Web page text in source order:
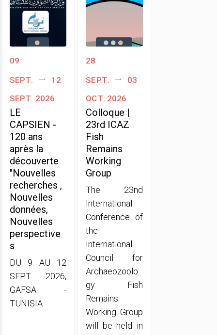
09
sept.
12
sept. 2026
LE
CAPSIEN -
120 ans
après la
découverte
"Nouvelles
recherches ,
Nouvelles
données,
Nouvelles
perspective
s
DU 9 AU 12
SEPT. 2026,
GAFSA -
TUNISIA
28
sept.
03
oct. 2026
Colloque |
23rd ICAZ
Fish
Remains
Working
Group
The 23nd
International
Conference of
the
International
Council for
Archaeozoolo
gy Fish
Remains
Working Group
will be held in